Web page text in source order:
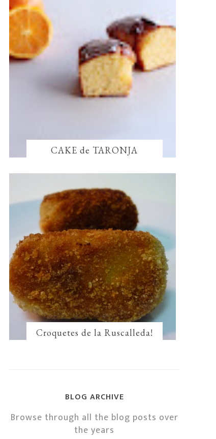
CAKE de TARONJA
Croquetes de la Ruscalleda!
BLOG ARCHIVE
Browse through all the blog posts over
the years